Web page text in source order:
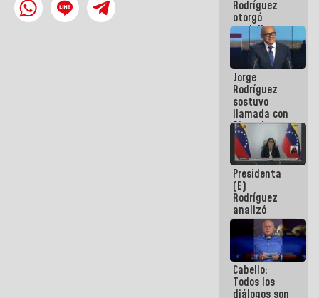
acción
Rodríguez
otorgó
medalla
"Héroe de
Venezuela"
a servidores
públicos
Jorge
Rodríguez
sostuvo
llamada con
Dinorah
Figuera y
acuerdan
primer
encuentro
presencial
para el
diálogo
Presidenta
(E)
Rodríguez
analizó
junto a
gobernadores
planes de
recuperación
del Sistema
Eléctrico
Cabello:
Todos los
diálogos son